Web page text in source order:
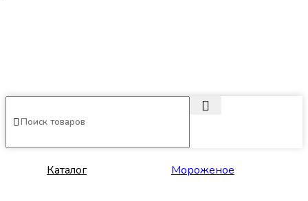
Каталог Мороженое